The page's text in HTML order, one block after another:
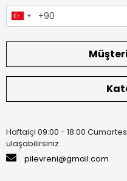
Haftaiçi 09:00 - 18:00
ulaşabilirsiniz.
pilevreni@gmail.com